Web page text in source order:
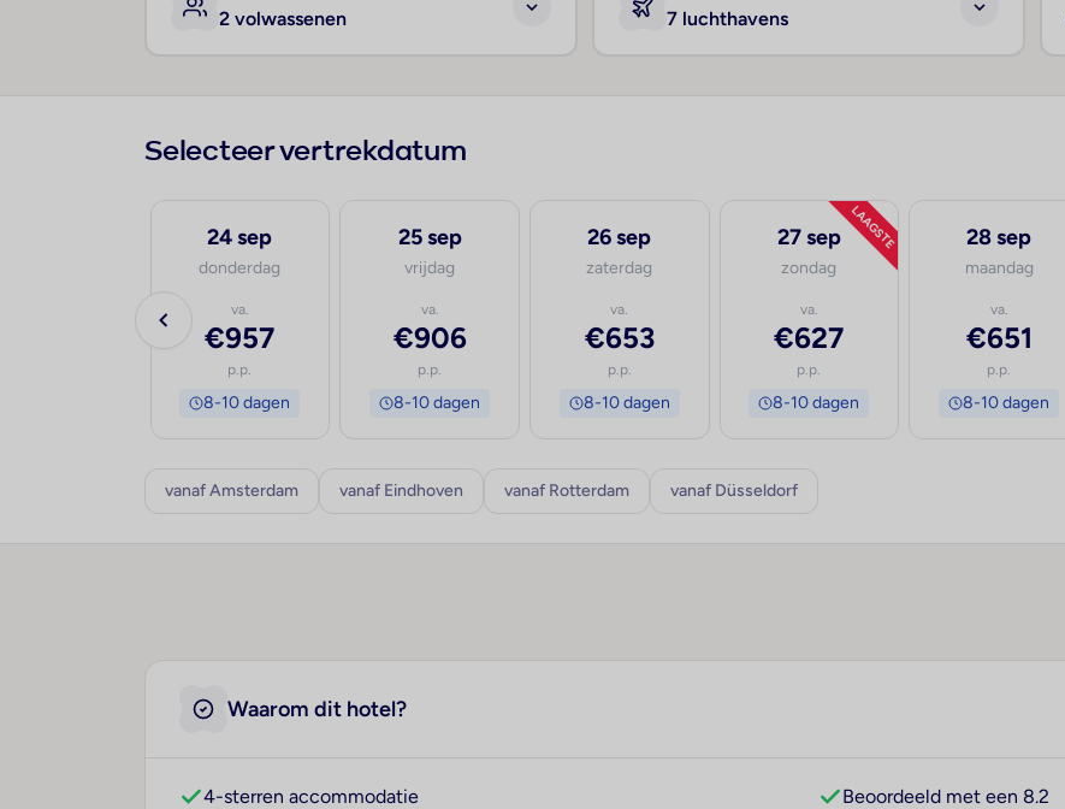
2 volwassenen 7 luchthavens
Selecteer vertrekdatum
24 sep
donderdag
va.
€957
p.p.
8-10 dagen
25 sep
vrijdag
va.
€906
p.p.
8-10 dagen
26 sep
zaterdag
va.
€653
p.p.
8-10 dagen
LAAGSTE
27 sep
zondag
va.
€627
p.p.
8-10 dagen
28 sep
maandag
va.
€651
p.p.
8-10 dagen
vanaf Amsterdam vanaf Eindhoven vanaf Rotterdam vanaf Düsseldorf
Waarom dit hotel?
4-sterren accommodatie Beoordeeld met een 8.2